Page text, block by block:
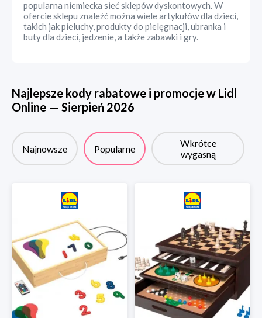
popularna niemiecka sieć sklepów dyskontowych. W
ofercie sklepu znaleźć można wiele artykułów dla dzieci,
takich jak pieluchy, produkty do pielęgnacji, ubranka i
buty dla dzieci, jedzenie, a także zabawki i gry.
Najlepsze kody rabatowe i promocje w Lidl
Online — Sierpień 2026
Najnowsze Popularne
Wkrótce
wygasną